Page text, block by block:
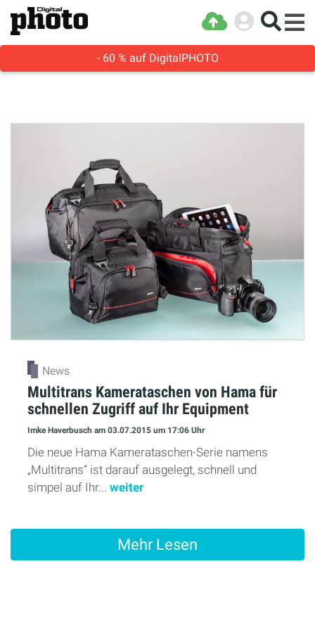
- 60 % auf DigitalPHOTO
News
Multitrans Kamerataschen von Hama für
schnellen Zugriff auf Ihr Equipment
Imke Haverbusch am 03.07.2015 um 17:06 Uhr
Die neue Hama Kamerataschen-Serie namens
„Multitrans“ ist darauf ausgelegt, schnell und
simpel auf Ihr... weiter
Mehr Lesen